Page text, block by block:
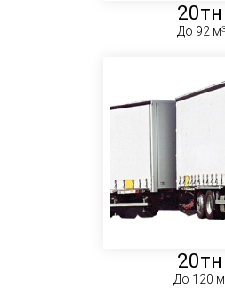
20тн
До 92 м
20тн
До 120 м